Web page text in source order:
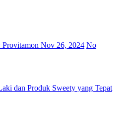
Provitamon Nov 26, 2024 No
dan Produk Sweety yang Tepat